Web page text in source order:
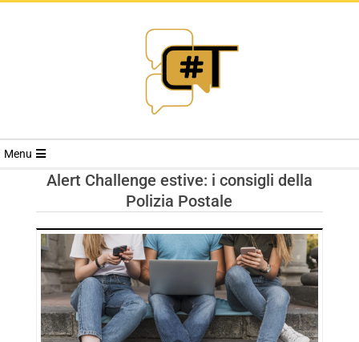
RIVISTA
TRENDS
Menu
Alert Challenge estive: i consigli della
Polizia Postale